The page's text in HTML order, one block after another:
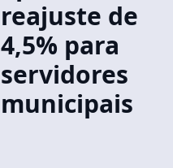
reajuste de
4,5% para
servidores
municipais